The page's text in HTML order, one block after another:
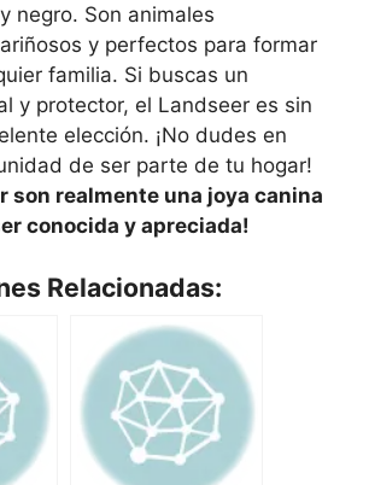
negro. Son animales
y perfectos para formar
familia. Si buscas un
y protector, el Landseer es sin
elección. ¡No dudes en
de ser parte de tu hogar!
son realmente una joya canina
conocida y apreciada!
Relacionadas: